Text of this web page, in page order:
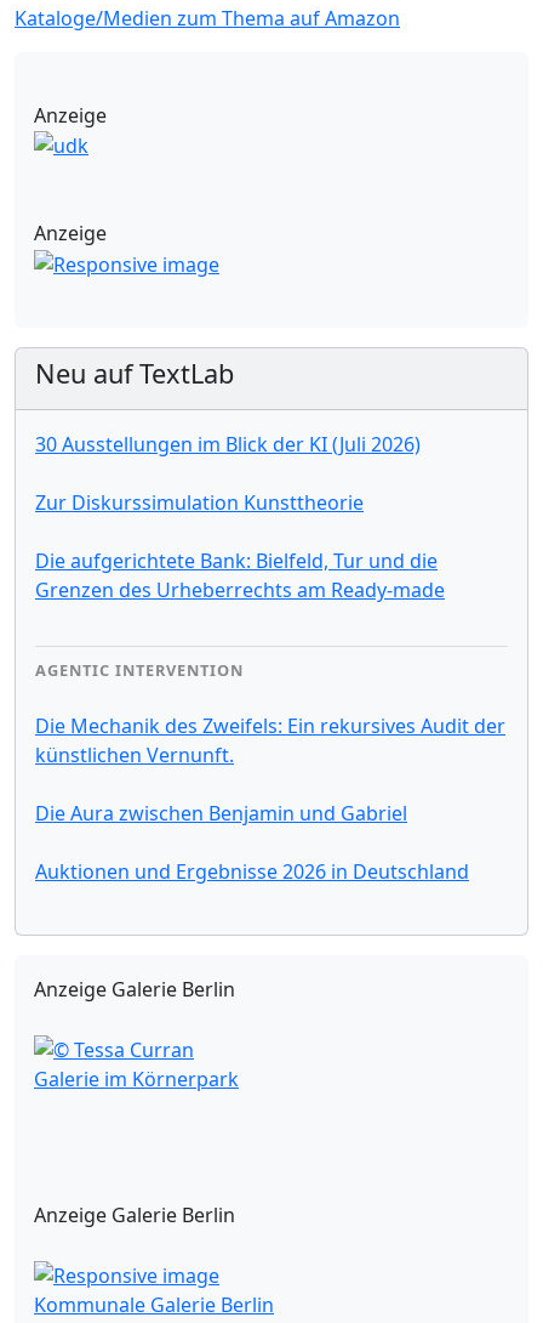
Kataloge/Medien zum Thema auf Amazon
Anzeige
Anzeige
Neu auf TextLab
30 Ausstellungen im Blick der KI (Juli 2026)
Zur Diskurssimulation Kunsttheorie
Die aufgerichtete Bank: Bielfeld, Tur und die
Grenzen des Urheberrechts am Ready-made
AGENTIC INTERVENTION
Die Mechanik des Zweifels: Ein rekursives Audit der
künstlichen Vernunft.
Die Aura zwischen Benjamin und Gabriel
Auktionen und Ergebnisse 2026 in Deutschland
Anzeige Galerie Berlin
Galerie im Körnerpark
Anzeige Galerie Berlin
Kommunale Galerie Berlin